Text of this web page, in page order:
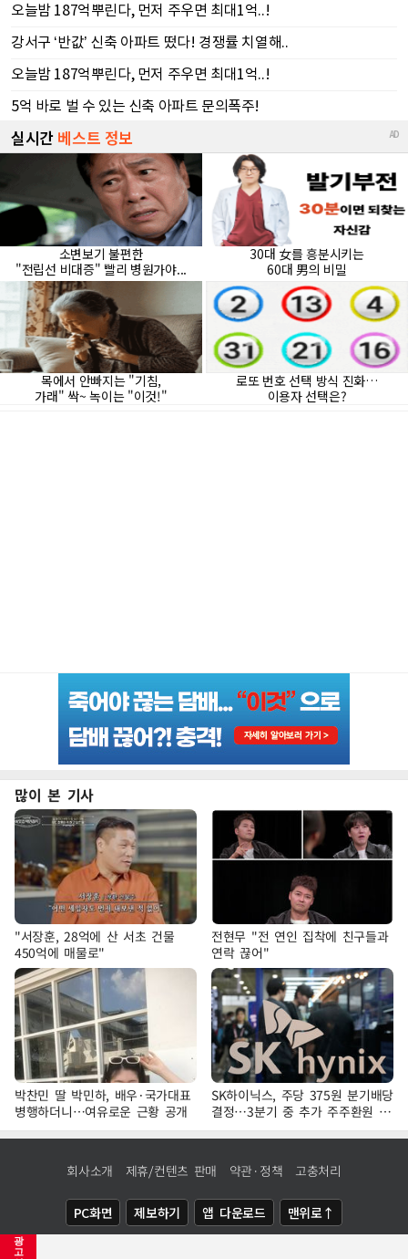
광
고
많이 본 기사
"서장훈, 28억에 산 서초 건물
450억에 매물로"
전현무 "전 연인 집착에 친구들과
연락 끊어"
박찬민 딸 박민하, 배우·국가대표
병행하더니…여유로운 근황 공개
SK하이닉스, 주당 375원 분기배당
결정…3분기 중 추가 주주환원 발
표
회사소개 제휴/컨텐츠 판매 약관·정책 고충처리
PC화면 제보하기 앱 다운로드 맨위로↑